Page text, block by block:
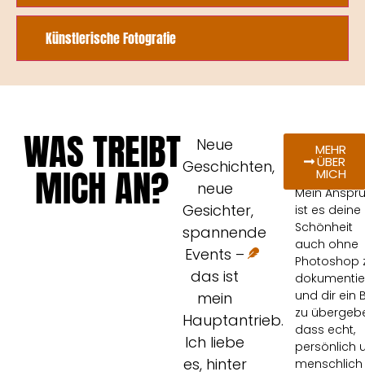
Künstlerische Fotografie
WAS TREIBT
MICH AN?
Neue
Geschichten,
neue
Gesichter,
spannende
Events –
das ist
mein
Hauptantrieb.
Ich liebe
es, hinter
Du bist
einzigartig!
Mein
ist es deine
Schönheit
auch ohne
Photoshop
und dir ein
zu
dass echt,
persönlich
menschlich
MEHR
ÜBER
MICH